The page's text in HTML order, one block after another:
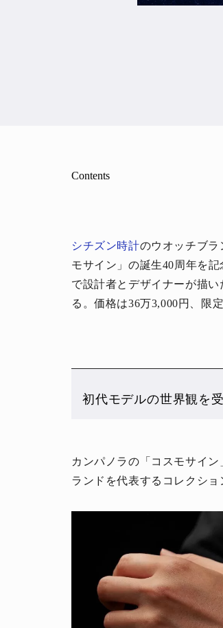
Contents
シチズン時計のウオッチブ
モサイン」の誕生40周年を
で設計者とデザイナーが描
る。価格は36万3,000円、限定
初代モデルの世界観を
カンパノラの「コスモサイ
ランドを代表するコレクショ